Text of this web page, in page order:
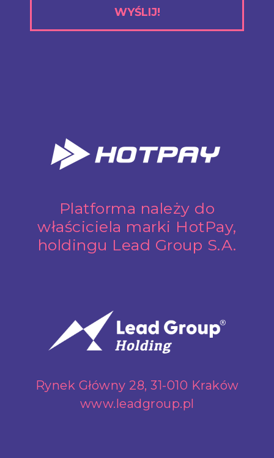
WYŚLIJ!
Platforma należy do
właściciela marki HotPay,
holdingu Lead Group S.A.
Rynek Główny 28, 31-010 Kraków
www.leadgroup.pl